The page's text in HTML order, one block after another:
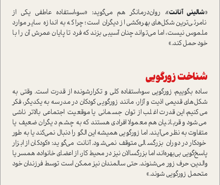
«شالینی آنانت»، روان‌درمانگر هم می‌گوید: «سوء‌استفاده عاطفی یکی از
نامرئی‌ترین شکل‌های بهره‌کشی از دیگران است؛ چرا که به اندازه سایر موارد
ملموس نیست، اما می‌تواند چنان آسیبی بزند که فرد تا پایان عمرش آن را با
خود حمل کند.»
شناخت زورگویی
ساده بگوییم، زورگویی سوء‌استفاده کلی و تکرار‌شونده از قدرت است. وقتی به
شکل‌های قدیمی اذیت و آزار، مانند زورگویی کودکان در مدرسه به یکدیگر، فکر
می‌کنیم، این قدرت اغلب از توان جسمانی یا موقعیت اجتماعی بالاتر ناشی
می‌شود و قربانیان هم معمولا افرادی هستند که به چشم دیگران ضعیف یا
متفاوت به نظر می‌آیند. اما زورگویی همیشه این الگو را دنبال نمی‌کند یا به طور
خودکار در دوران بزرگسالی متوقف نمی‌شود. آنانت می‌گوید: «کودکان از ابزار
پاسخ‌گویی بی‌بهره‌اند، اما بزرگسالان نیز در محیط کار، از اعضای خانواده، همسر یا
والدین، حرف زور می‌شنوند. حتی سالمندان نیز ممکن است توسط فرزندان خود
متحمل زورگویی شوند.»